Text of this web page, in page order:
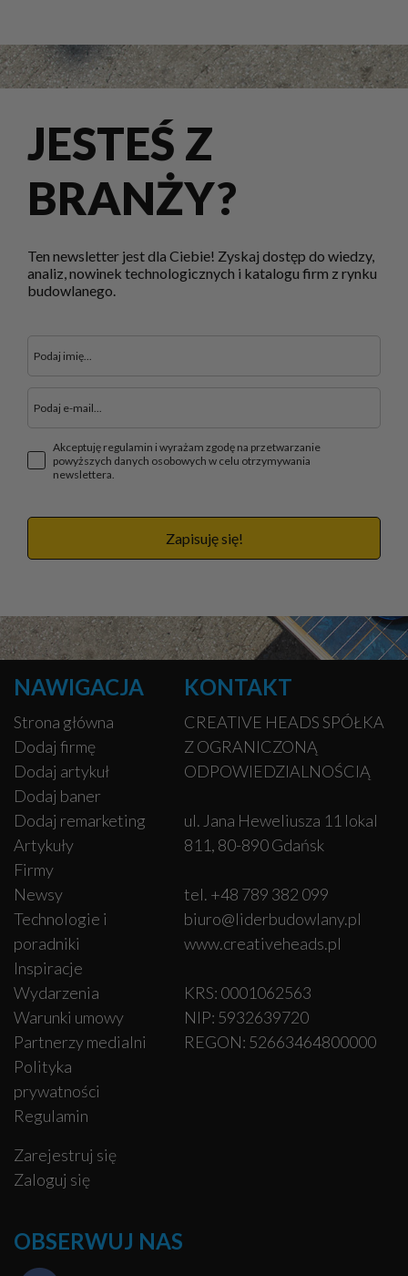
JESTEŚ Z
BRANŻY?
Ten newsletter jest dla Ciebie! Zyskaj dostęp do wiedzy,
analiz, nowinek technologicznych i katalogu firm z rynku
budowlanego.
Akceptuję regulamin i wyrażam zgodę na przetwarzanie
powyższych danych osobowych w celu otrzymywania
newslettera.
Zapisuję się!
NAWIGACJA
Strona główna
Dodaj firmę
Dodaj artykuł
Dodaj baner
Dodaj remarketing
Artykuły
Firmy
Newsy
Technologie i
poradniki
Inspiracje
Wydarzenia
Warunki umowy
Partnerzy medialni
Polityka
prywatności
Regulamin
Zarejestruj się
Zaloguj się
KONTAKT
CREATIVE HEADS SPÓŁKA
Z OGRANICZONĄ
ODPOWIEDZIALNOŚCIĄ
ul. Jana Heweliusza 11 lokal
811, 80-890 Gdańsk
tel. +48 789 382 099
biuro@liderbudowlany.pl
www.creativeheads.pl
KRS: 0001062563
NIP: 5932639720
REGON: 52663464800000
OBSERWUJ NAS